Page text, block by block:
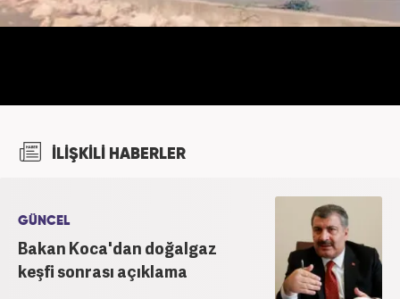
İLİŞKİLİ HABERLER
GÜNCEL
Bakan Koca'dan doğalgaz
keşfi sonrası açıklama